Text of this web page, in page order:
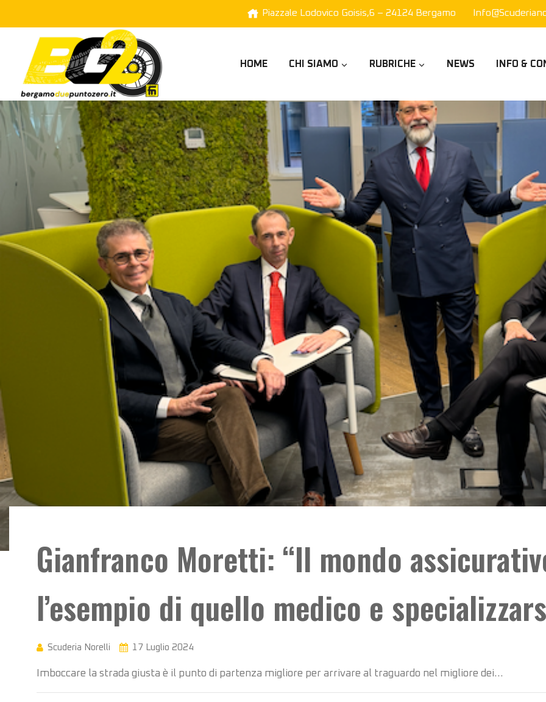
Piazzale Lodovico Goisis,6 – 24124 Bergamo
HOME CHI SIAMO RUBRICHE NEWS INFO &
Gianfranco Moretti: “Il mondo
l’esempio di quello medico e
Scuderia Norelli 17 Luglio 2024
Imboccare la strada giusta è il punto di partenza migliore per arrivare al traguardo nel migliore dei…